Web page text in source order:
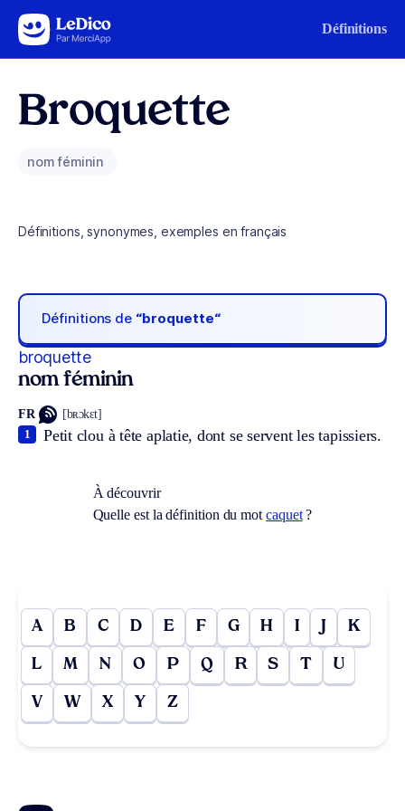
Aller au contenu Définitions
Broquette
nom féminin
Définitions, synonymes, exemples en français
Définitions de “broquette“
broquette
nom féminin
FR [bʀɔkɛt]
Petit clou à tête aplatie, dont se servent les tapissiers.
1
À découvrir
Quelle est la définition du motcaquet?
A B C D E F G H I J K
L M N O P Q R S T U
V W X Y Z